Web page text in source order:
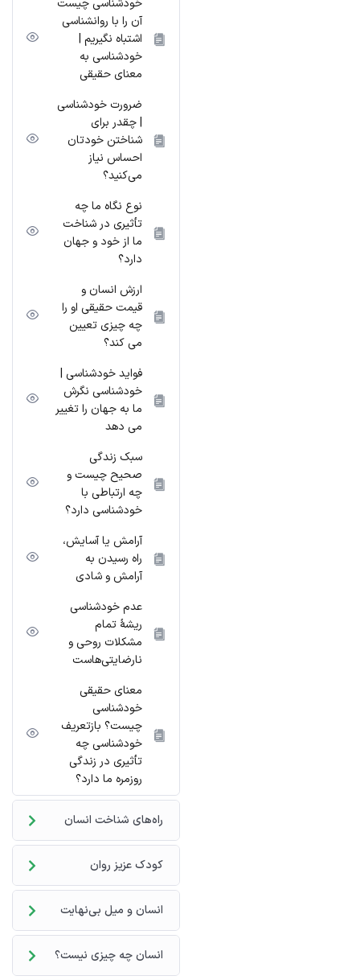
خودشناسی چیست
آن را با روانشناسی
اشتباه نگیریم |
خودشناسی به
معنای حقیقی
ضرورت خودشناسی
| چقدر برای
شناختن خودتان
احساس نیاز
می‌کنید؟
نوع نگاه ما چه
تأثیری در شناخت
ما از خود و جهان
دارد؟
ارزش انسان و
قیمت حقیقی او را
چه چیزی تعیین
می کند؟
فواید خودشناسی |
خودشناسی نگرش
ما به جهان را تغییر
می دهد
سبک زندگی
صحیح چیست و
چه ارتباطی با
خودشناسی دارد؟
آرامش یا آسایش،
راه رسیدن به
آرامش و شادی
عدم خودشناسی
ریشۀ تمام
مشکلات روحی و
نارضایتی‌هاست
معنای حقیقی
خودشناسی
چیست؟ بازتعریف
خودشناسی چه
تأثیری در زندگی
روزمره ما دارد؟
راه‌های شناخت انسان
کودک عزیز روان
انسان و میل بی‌نهایت
انسان چه چیزی نیست؟